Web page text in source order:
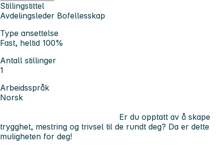
Stillingstittel
Avdelingsleder Bofellesskap
Type ansettelse
Fast, heltid 100%
Antall stillinger
1
Arbeidsspråk
Norsk
Er du opptatt av å skape
trygghet, mestring og trivsel til de rundt deg? Da er dette
muligheten for deg!